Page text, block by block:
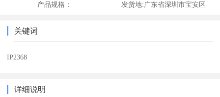
产品规格： 发货地:广东省深圳市宝安区
关键词
IP2368
详细说明